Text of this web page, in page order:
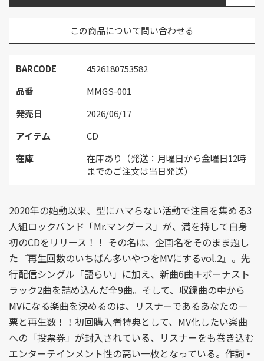
BARCODE
4526180753582
品番
MMGS-001
発売日
2026/06/17
アイテム
CD
在庫
在庫あり（発送：月曜日から金曜日12時
までのご注文は当日発送）
この商品について問い合わせる
2020年の始動以来、型にハマらない活動で注目を集める3
人組ロックバンド「Mr.マングース」が、満を持して自身
初のCDをリリース！！ その名は、企画名をそのまま題し
た『再生回数のいちばん多いやつをMVにするvol.2』。先
行配信シングル「語らい」に加え、新曲6曲＋ボーナスト
ラック2曲を詰め込んだ全9曲。そして、収録曲の中から
MVになる楽曲を決めるのは、リスナーであるあなたの一
票と再生数！！初回購入者特典として、MV化したい楽曲
への「投票券」が封入されている、リスナーをも巻き込む
エンターテインメント性の高い一枚となっている。作詞・